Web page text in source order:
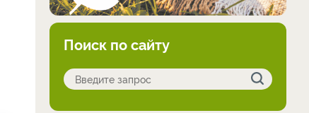
Поиск по сайту